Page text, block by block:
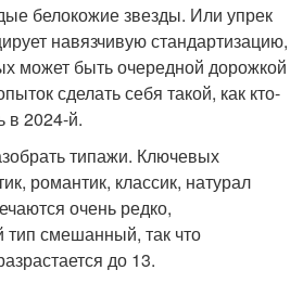
белокожие звезды. Или упрек
навязчивую стандартизацию,
может быть очередной дорожкой
сделать себя такой, как кто-
в 2024-й.
типажи. Ключевых
романтик, классик, натурал
очень редко,
смешанный, так что
до 13.